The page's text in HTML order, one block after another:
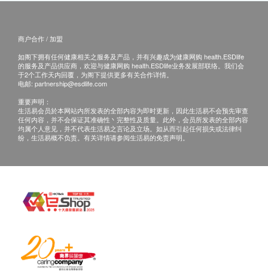
商户合作 / 加盟
如阁下拥有任何健康相关之服务及产品，并有兴趣成为健康网购 health.ESDlife
的服务及产品供应商，欢迎与健康网购 health.ESDlife业务发展部联络。我们会
于2个工作天内回覆，为阁下提供更多有关合作详情。
电邮: partnership@esdlife.com
重要声明：
生活易会员於本网站内所发表的全部内容为即时更新，因此生活易不会预先审查
任何内容，并不会保证其准确性丶完整性及质量。此外，会员所发表的全部内容
均属个人意见，并不代表生活易之言论及立场。如从而引起任何损失或法律纠
纷，生活易概不负责。有关详情请参阅生活易的免责声明。